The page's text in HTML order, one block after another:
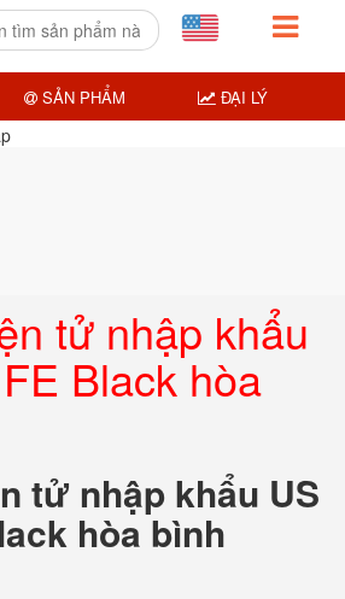
tử nhập khẩu
Black hòa
tử nhập khẩu US
hòa bình
SẢN PHẨM ĐẠI LÝ